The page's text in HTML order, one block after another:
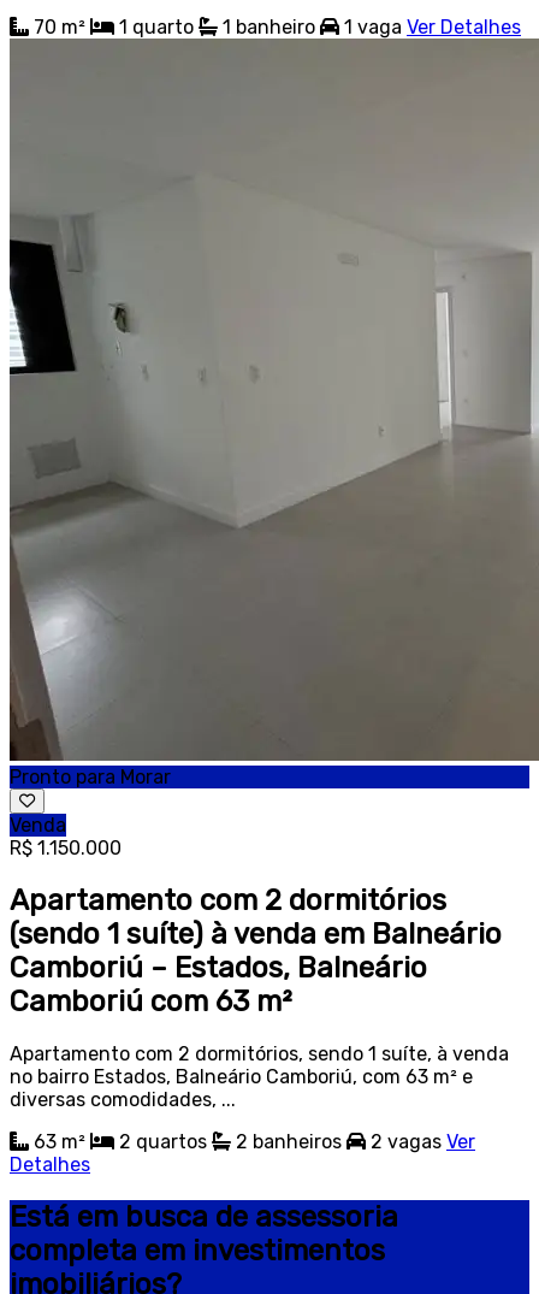
70 m²
1 quarto 1 banheiro 1 vaga Ver Detalhes
Pronto para Morar
Venda
R$ 1.150.000
Apartamento com 2 dormitórios
(sendo 1 suíte) à venda em Balneário
Camboriú – Estados, Balneário
Camboriú com 63 m²
Apartamento com 2 dormitórios, sendo 1 suíte, à venda
no bairro Estados, Balneário Camboriú, com 63 m² e
diversas comodidades, ...
63 m²
2 quartos 2 banheiros 2 vagas Ver
Detalhes
Está em busca de assessoria
completa em investimentos
imobiliários?